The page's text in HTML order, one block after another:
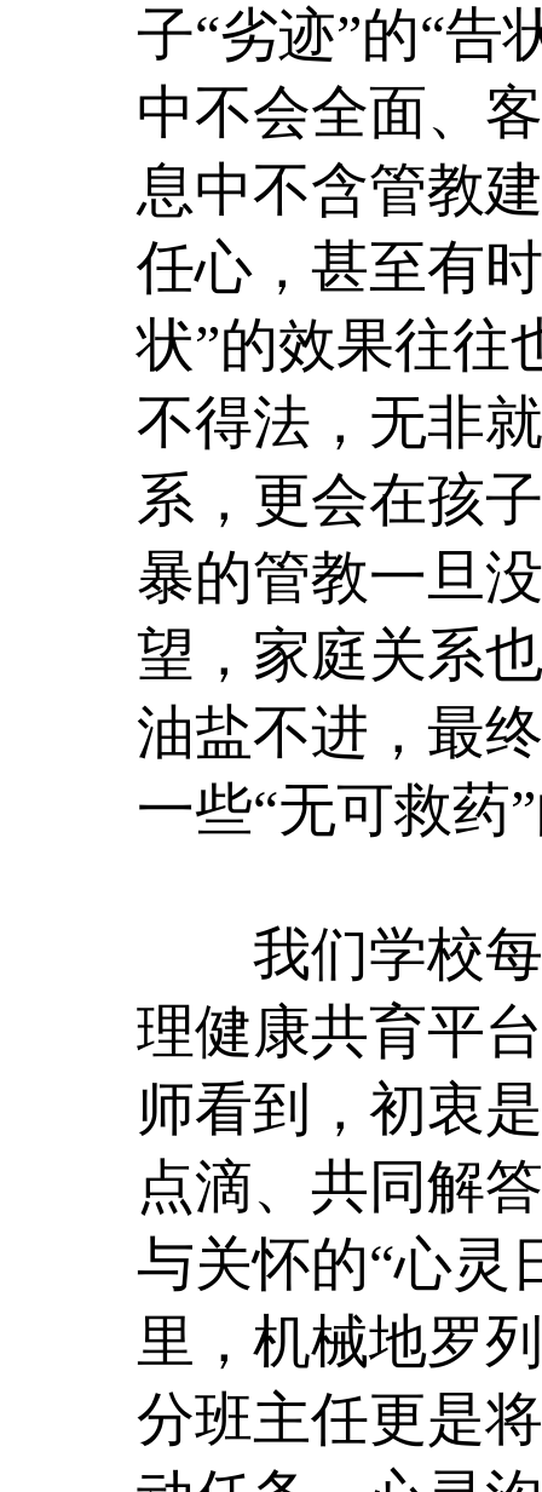
子“劣迹”的“告
中不会全面、
息中不含管教
任心，甚至有
状”的效果往往
不得法，无非
系，更会在孩
暴的管教一旦
望，家庭关系
油盐不进，最
一些“无可救药
我们学校每
理健康共育平
师看到，初衷
点滴、共同解
与关怀的“心灵
里，机械地罗
分班主任更是